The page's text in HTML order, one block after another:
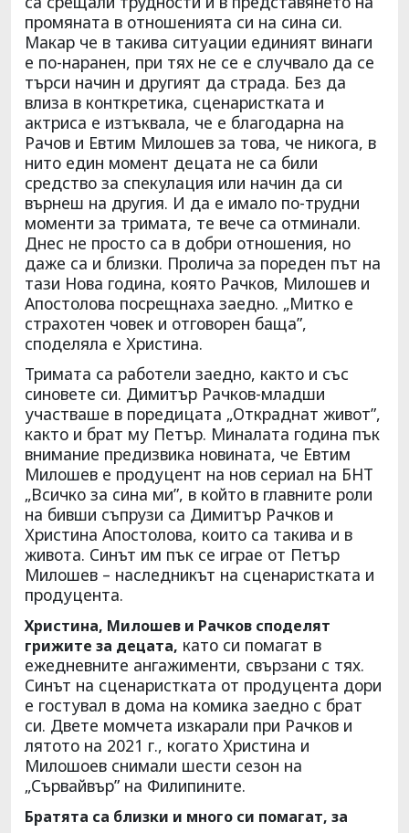
промяната в отношенията си на сина си.
Макар че в такива ситуации единият винаги
е по-наранен, при тях не се е случвало да се
търси начин и другият да страда. Без да
влиза в конткретика, сценаристката и
актриса е изтъквала, че е благодарна на
Рачов и Евтим Милошев за това, че никога, в
нито един момент децата не са били
средство за спекулация или начин да си
върнеш на другия. И да е имало по-трудни
моменти за тримата, те вече са отминали.
Днес не просто са в добри отношения, но
даже са и близки. Пролича за пореден път на
тази Нова година, която Рачков, Милошев и
Апостолова посрещнаха заедно. „Митко е
страхотен човек и отговорен баща”,
споделяла е Христина.
Тримата са работели заедно, както и със
синовете си. Димитър Рачков-младши
участваше в поредицата „Откраднат живот”,
както и брат му Петър. Миналата година пък
внимание предизвика новината, че Евтим
Милошев е продуцент на нов сериал на БНТ
„Всичко за сина ми”, в който в главните роли
на бивши съпрузи са Димитър Рачков и
Христина Апостолова, които са такива и в
живота. Синът им пък се играе от Петър
Милошев – наследникът на сценаристката и
продуцента.
Христина, Милошев и Рачков споделят
грижите за децата, като си помагат в
ежедневните ангажименти, свързани с тях.
Синът на сценаристката от продуцента дори
е гостувал в дома на комика заедно с брат
си. Двете момчета изкарали при Рачков и
лятото на 2021 г., когато Христина и
Милошоев снимали шести сезон на
„Сървайвър” на Филипините.
Братята са близки и много си помагат, за